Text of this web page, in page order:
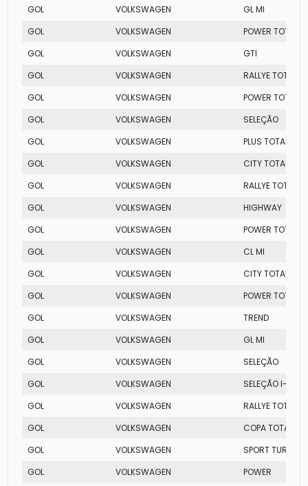
GOL
VOLKSWAGEN
GL MI
GOL
VOLKSWAGEN
POWER TOTAL
GOL
VOLKSWAGEN
GTI
GOL
VOLKSWAGEN
RALLYE TOTAL
GOL
VOLKSWAGEN
POWER TOTAL
GOL
VOLKSWAGEN
SELEÇÃO
GOL
VOLKSWAGEN
PLUS TOTAL FLEX
GOL
VOLKSWAGEN
CITY TOTAL FLEX
GOL
VOLKSWAGEN
RALLYE TOTAL
GOL
VOLKSWAGEN
HIGHWAY
GOL
VOLKSWAGEN
POWER TOTAL
GOL
VOLKSWAGEN
CL MI
GOL
VOLKSWAGEN
CITY TOTAL FLEX
GOL
VOLKSWAGEN
POWER TOTAL
GOL
VOLKSWAGEN
TREND
GOL
VOLKSWAGEN
GL MI
GOL
VOLKSWAGEN
SELEÇÃO
GOL
VOLKSWAGEN
SELEÇÃO I-
GOL
VOLKSWAGEN
RALLYE TOTAL
GOL
VOLKSWAGEN
COPA TOTAL
GOL
VOLKSWAGEN
SPORT TURBO
GOL
VOLKSWAGEN POWER